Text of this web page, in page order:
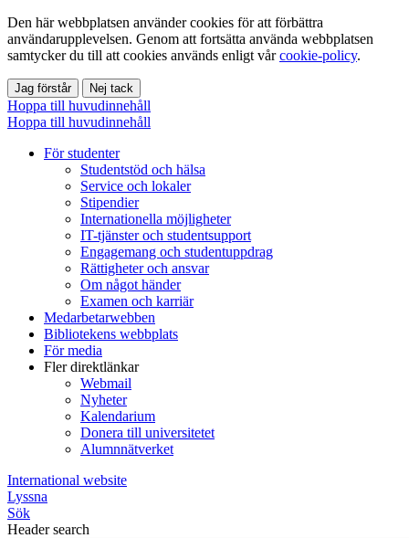
Den här webbplatsen använder cookies för att förbättra
användarupplevelsen. Genom att fortsätta använda webbplatsen
samtycker du till att cookies används enligt vårcookie-policy.
Jag förstår Nej tack
Hoppa till huvudinnehåll
Hoppa till huvudinnehåll
För studenter
Studentstöd och hälsa
Service och lokaler
Stipendier
Internationella möjligheter
IT-tjänster och studentsupport
Engagemang och studentuppdrag
Rättigheter och ansvar
Om något händer
Examen och karriär
Medarbetarwebben
Bibliotekens webbplats
För media
Fler direktlänkar
Webmail
Nyheter
Kalendarium
Donera till universitetet
Alumnnätverket
International website
Lyssna
Sök
Header search